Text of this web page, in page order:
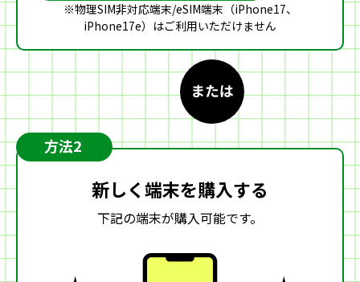
※物理SIM非対応端末/eSIM端末（iPhone17、
iPhone17e）はご利用いただけません
方法2
新しく端末を購入する
下記の端末が購入可能です。